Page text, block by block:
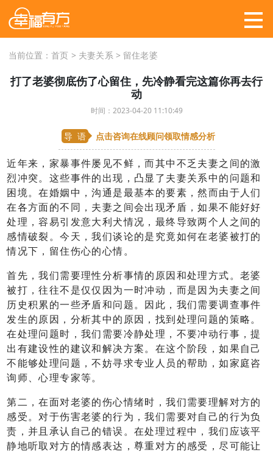
当前位置： 首页 > 夫妻关系 > 留住老婆
打了老婆彻底伤了心留住，先冷静看完这篇你再去行
动
时间：2023-04-20 11:10:49
导 语 点击咨询在线顾问领取情感分析
近年来，家暴事件屡见不鲜，而其中不乏夫妻之间的激
烈冲突。这些事件的出现，凸显了夫妻关系中的问题和
困境。在婚姻中，沟通是最基本的要素，然而由于人们
在各方面的不同，夫妻之间会出现矛盾，如果不能好好
处理，容易引发意大利犬情况，最终导致两个人之间的
感情破裂。今天，我们谈论的是究竟如何在老婆被打的
情况下，留住伤心的心情。
首先，我们需要理性分析事情的原因和处理方式。老婆
被打，往往不是仅仅因为一时冲动，而是因为夫妻之间
历史积累的一些矛盾和问题。因此，我们需要调查事件
发生的原因，分析其中的原因，找到处理问题的策略。
在处理问题时，我们需要冷静处理，不要冲动行事，提
出有建设性的建议和解决方案。在这个阶段，如果自己
不能够处理问题，不妨寻求专业人员的帮助，如家庭咨
询师、心理专家等。
第二，在面对老婆的伤心情绪时，我们需要理解对方的
感受。对于伤害老婆的行为，我们需要对自己的行为负
责，并且承认自己的错误。在处理过程中，我们应该平
静地听取对方的情感表达，尊重对方的感受，尽可能让